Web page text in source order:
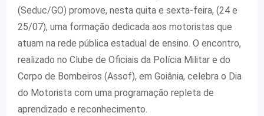
(Seduc/GO) promove, nesta quita e sexta-feira, (24 e
25/07), uma formação dedicada aos motoristas que
atuam na rede pública estadual de ensino. O encontro,
realizado no Clube de Oficiais da Polícia Militar e do
Corpo de Bombeiros (Assof), em Goiânia, celebra o Dia
do Motorista com uma programação repleta de
aprendizado e reconhecimento.